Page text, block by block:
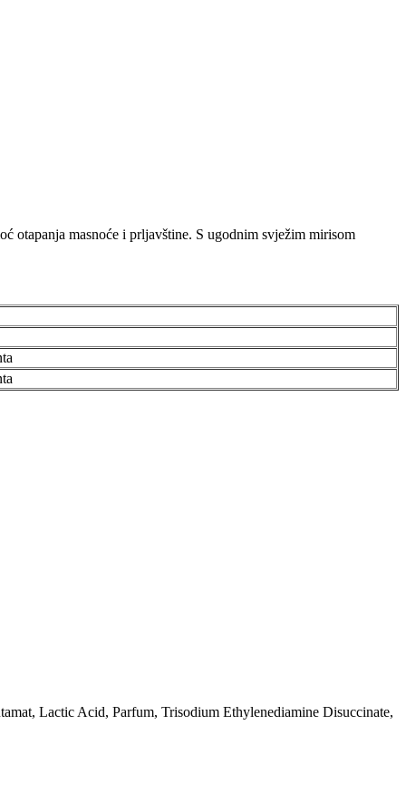
otapanja masnoće i prljavštine. S ugodnim svježim mirisom
Lactic Acid, Parfum, Trisodium Ethylenediamine Disuccinate,